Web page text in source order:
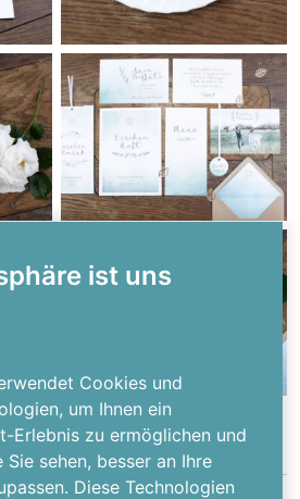
ist uns
Cookies und
um Ihnen ein
Erlebnis zu ermöglichen und
sehen, besser an Ihre
Diese Technologien